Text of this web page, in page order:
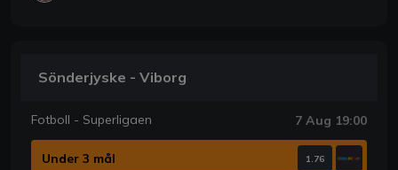
Sönderjyske - Viborg
Fotboll - Superligaen 7 Aug 19:00
Under 3 mål 1.76